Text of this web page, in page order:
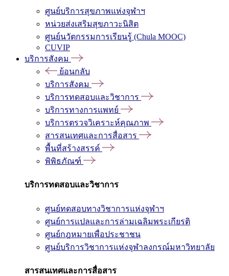
ศูนย์บริการสุขภาพแห่งจุฬาฯ
หน่วยส่งเสริมสุขภาวะนิสิต
ศูนย์นวัตกรรมการเรียนรู้ (Chula MOOC)
CUVIP
บริการสังคม
ย้อนกลับ
บริการสังคม
บริการทดสอบและวิชาการ
บริการทางการแพทย์
บริการตรวจวิเคราะห์คุณภาพ
สารสนเทศและการสื่อสาร
พื้นที่สร้างสรรค์
พิพิธภัณฑ์
บริการทดสอบและวิชาการ
ศูนย์ทดสอบทางวิชาการแห่งจุฬาฯ
ศูนย์การแปลและการล่ามเฉลิมพระเกียรติ
ศูนย์กฎหมายเพื่อประชาชน
ศูนย์บริการวิชาการแห่งจุฬาลงกรณ์มหาวิทยาลัย
สารสนเทศและการสื่อสาร